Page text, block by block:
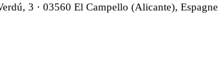
3 · 03560 El Campello (Alicante), Espagne